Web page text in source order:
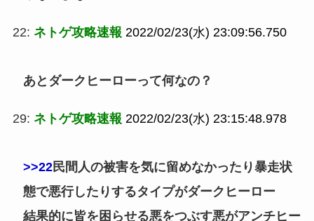
22: ネトゲ攻略速報 2022/02/23(水) 23:09:56.750
あとダークヒーローって何なの？
29: ネトゲ攻略速報 2022/02/23(水) 23:15:48.978
>>22民間人の被害を気に留めなかったり暴走状
態で悪行したりするタイプがダークヒーロー
結果的に皆を困らせる悪をつぶす悪がアンチヒー